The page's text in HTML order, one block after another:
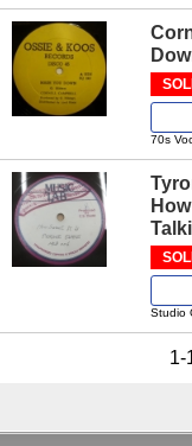
70s
Studio
1-